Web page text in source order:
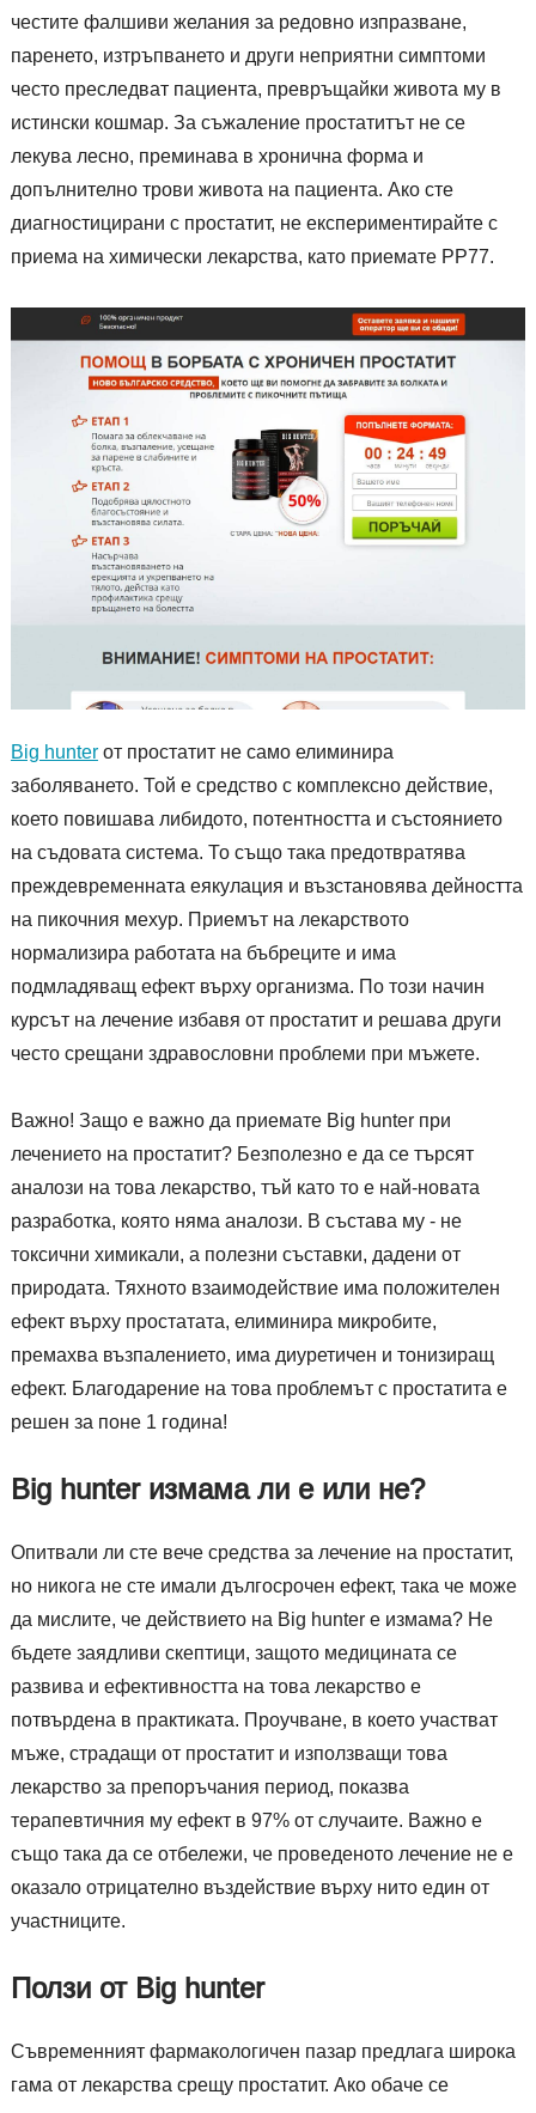
честите фалшиви желания за редовно изпразване,
паренето, изтръпването и други неприятни симптоми
често преследват пациента, превръщайки живота му в
истински кошмар. За съжаление простатитът не се
лекува лесно, преминава в хронична форма и
допълнително трови живота на пациента. Ако сте
диагностицирани с простатит, не експериментирайте с
приема на химически лекарства, като приемате РР77.
Big hunterот простатит не само елиминира
заболяването. Той е средство с комплексно действие,
което повишава либидото, потентността и състоянието
на съдовата система. То също така предотвратява
преждевременната еякулация и възстановява дейността
на пикочния мехур. Приемът на лекарството
нормализира работата на бъбреците и има
подмладяващ ефект върху организма. По този начин
курсът на лечение избавя от простатит и решава други
често срещани здравословни проблеми при мъжете.
Важно! Защо е важно да приемате Big hunter при
лечението на простатит? Безполезно е да се търсят
аналози на това лекарство, тъй като то е най-новата
разработка, която няма аналози. В състава му - не
токсични химикали, а полезни съставки, дадени от
природата. Тяхното взаимодействие има положителен
ефект върху простатата, елиминира микробите,
премахва възпалението, има диуретичен и тонизиращ
ефект. Благодарение на това проблемът с простатита е
решен за поне 1 година!
Big hunter измама ли е или не?
Опитвали ли сте вече средства за лечение на простатит,
но никога не сте имали дългосрочен ефект, така че може
да мислите, че действието на Big hunter е измама? Не
бъдете заядливи скептици, защото медицината се
развива и ефективността на това лекарство е
потвърдена в практиката. Проучване, в което участват
мъже, страдащи от простатит и използващи това
лекарство за препоръчания период, показва
терапевтичния му ефект в 97% от случаите. Важно е
също така да се отбележи, че проведеното лечение не е
оказало отрицателно въздействие върху нито един от
участниците.
Ползи от Big hunter
Съвременният фармакологичен пазар предлага широка
гама от лекарства срещу простатит. Ако обаче се